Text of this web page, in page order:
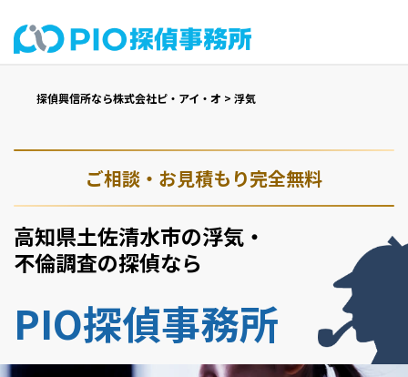
探偵興信所なら株式会社ピ・アイ・オ > 浮気
ご相談・お見積もり完全無料
高知県土佐清水市の浮気・
不倫調査の探偵なら
PIO探偵事務所